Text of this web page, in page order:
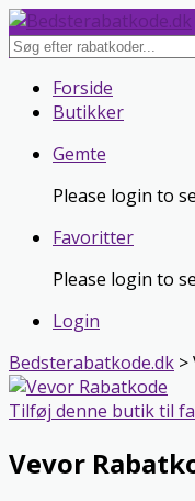
Skip Forside
Butikker
Gemte
Please login to
Favoritter
Please login to
Login
Bedsterabatkode.dk >
Tilføj denne butik til
Vevor